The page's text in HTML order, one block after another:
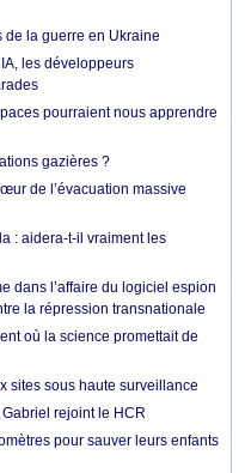
de la guerre en Ukraine
les développeurs
pourraient nous apprendre
gazières ?
de l’évacuation massive
: aidera-t-il vraiment les
dans l’affaire du logiciel espion
la répression transnationale
où la science promettait de
sites sous haute surveillance
rejoint le HCR
pour sauver leurs enfants